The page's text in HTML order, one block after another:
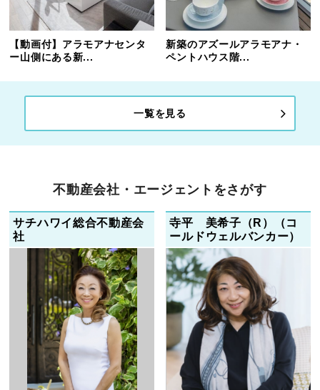
【動画付】アラモアナセンタ
ー山側にある新...
新築のアズールアラモアナ・
ペントハウス階...
一覧を見る
不動産会社・エージェントをさがす
サチハワイ総合不動産会
社
寺平 美希子（R）（コ
ールドウェルバンカー）